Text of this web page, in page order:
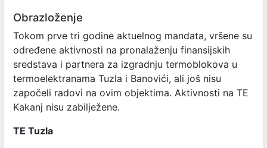
Obrazloženje
Tokom prve tri godine aktuelnog mandata, vršene su
određene aktivnosti na pronalaženju finansijskih
sredstava i partnera za izgradnju termoblokova u
termoelektranama Tuzla i Banovići, ali još nisu
započeli radovi na ovim objektima. Aktivnosti na TE
Kakanj nisu zabilježene.
TE Tuzla